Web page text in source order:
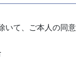
て、ご本人の同